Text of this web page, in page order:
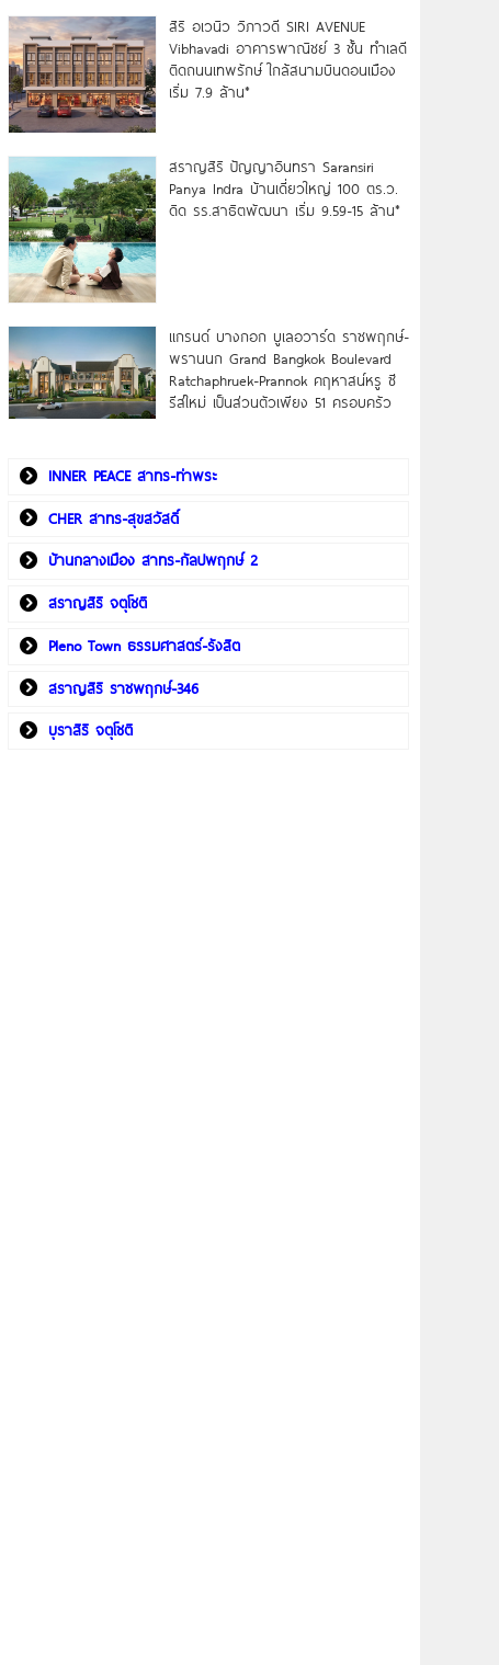
สิริ อเวนิว วิภาวดี SIRI AVENUE
Vibhavadi อาคารพาณิชย์ 3 ชั้น ทำเลดี
ติดถนนเทพรักษ์ ใกล้สนามบินดอนเมือง
เริ่ม 7.9 ล้าน*
สราญสิริ ปัญญาอินทรา Saransiri
Panya Indra บ้านเดี่ยวใหญ่ 100 ตร.ว.
ดิด รร.สาธิตพัฒนา เริ่ม 9.59-15 ล้าน*
แกรนด์ บางกอก บูเลอวาร์ด ราชพฤกษ์-
พรานนก Grand Bangkok Boulevard
Ratchaphruek-Prannok คฤหาสน์หรู ซี
รีส์ใหม่ เป็นส่วนตัวเพียง 51 ครอบครัว
INNER PEACE สาทร-ท่าพระ
CHER สาทร-สุขสวัสดิ์
บ้านกลางเมือง สาทร-กัลปพฤกษ์ 2
สราญสิริ จตุโชติ
Pleno Town ธรรมศาสตร์-รังสิต
สราญสิริ ราชพฤกษ์-346
บุราสิริ จตุโชติ